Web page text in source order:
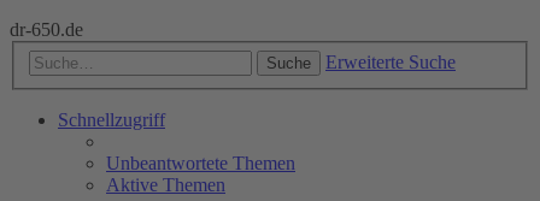
dr-650.de
Suche Erweiterte Suche
Schnellzugriff
Unbeantwortete Themen
Aktive Themen